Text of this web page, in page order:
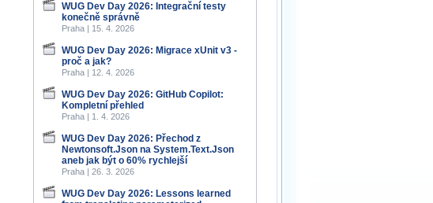
WUG Dev Day 2026: Integrační testy
konečně správně
Praha | 15. 4. 2026
WUG Dev Day 2026: Migrace xUnit v3 -
proč a jak?
Praha | 12. 4. 2026
WUG Dev Day 2026: GitHub Copilot:
Kompletní přehled
Praha | 1. 4. 2026
WUG Dev Day 2026: Přechod z
Newtonsoft.Json na System.Text.Json
aneb jak být o 60% rychlejší
Praha | 26. 3. 2026
WUG Dev Day 2026: Lessons learned